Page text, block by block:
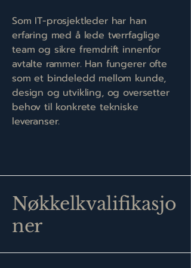
Som IT-prosjektleder har han
erfaring med å lede tverrfaglige
team og sikre fremdrift innenfor
avtalte rammer. Han fungerer ofte
som et bindeledd mellom kunde,
design og utvikling, og oversetter
behov til konkrete tekniske
leveranser.
Nøkkelkvalifikasjo
ner